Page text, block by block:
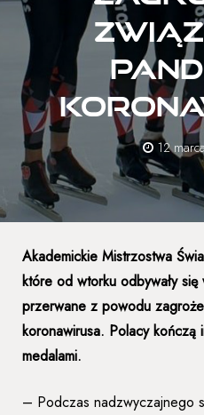
Kontakt
12
Akademickie Mistrzostwa
które od wtorku odbywały się
przerwane z powodu
koronawirusa. Polacy kończą
medalami.
– Podczas nadzwyczajnego